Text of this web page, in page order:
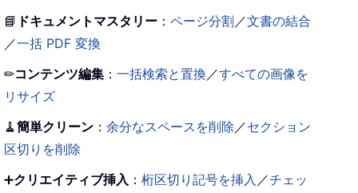
📘 ドキュメントマスタリー ： ページ分割 ／文書の結合
／一括 PDF 変換
✏コンテンツ編集 ： 一括検索と置換 ／すべての画像を
リサイズ
🧹 簡単クリーン ： 余分なスペースを削除 ／セクション
区切りを削除
➕クリエイティブ挿入 ： 桁区切り記号を挿入 ／チェッ